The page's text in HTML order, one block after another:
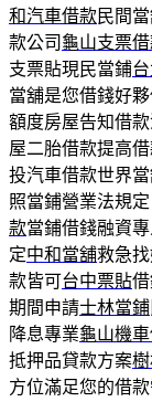
和汽車借款民間
款公司 龜山支票
支票貼現民當鋪
當舖是您借錢好
額度房屋告知借
屋二胎借款提高
投汽車借款世界
照當鋪營業法規
款當鋪借錢融資
定中和當舖救急
款皆可台中票貼
期間申請士林當鋪
降息專業龜山機
抵押品貸款方案
方位滿足您的借